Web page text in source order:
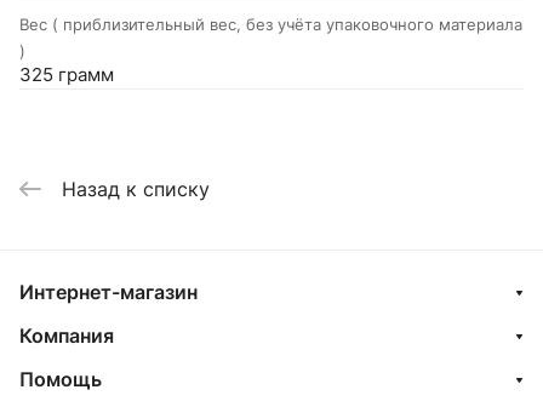
Вес ( приблизительный вес, без учёта упаковочного материала
)
325 грамм
Назад к списку
Интернет-магазин
Компания
Помощь